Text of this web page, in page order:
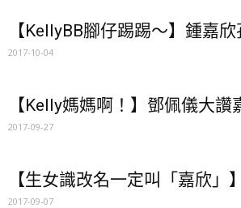
【KellyBB腳仔踢踢～】鍾嘉欣
2017-10-04
【Kelly媽媽啊！】鄧佩儀大讚
2017-09-27
【生女識改名一定叫「嘉欣」
2017-09-07